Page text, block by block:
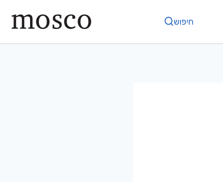
חיפוש